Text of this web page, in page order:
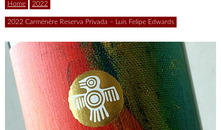
Leben
ist
zu
Home 2022
2022 Carménère Reserva Privada – Luis Felipe Edwards